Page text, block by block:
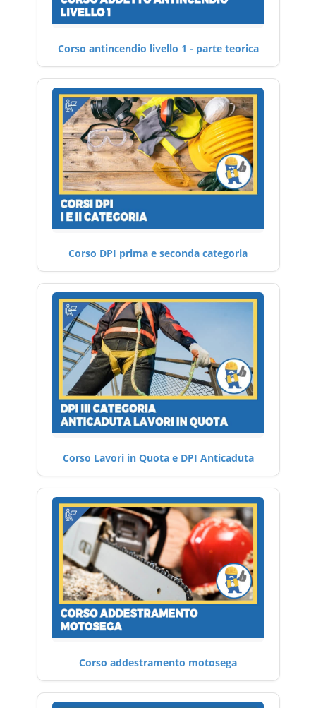
Corso antincendio livello 1 - parte teorica
Corso DPI prima e seconda categoria
Corso Lavori in Quota e DPI Anticaduta
Corso addestramento motosega